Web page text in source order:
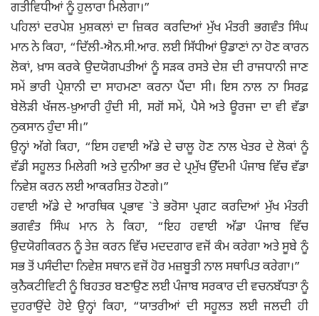
ਗਤੀਵਿਧੀਆਂ ਨੂੰ ਹੁਲਾਰਾ ਮਿਲੇਗਾ।”
ਪਹਿਲਾਂ ਦਰਪੇਸ਼ ਮੁਸ਼ਕਲਾਂ ਦਾ ਜ਼ਿਕਰ ਕਰਦਿਆਂ ਮੁੱਖ ਮੰਤਰੀ ਭਗਵੰਤ ਸਿੰਘ
ਮਾਨ ਨੇ ਕਿਹਾ, “ਦਿੱਲੀ-ਐਨ.ਸੀ.ਆਰ. ਲਈ ਸਿੱਧੀਆਂ ਉਡਾਣਾਂ ਨਾ ਹੋਣ ਕਾਰਨ
ਲੋਕਾਂ, ਖ਼ਾਸ ਕਰਕੇ ਉਦਯੋਗਪਤੀਆਂ ਨੂੰ ਸੜਕ ਰਸਤੇ ਦੇਸ਼ ਦੀ ਰਾਜਧਾਨੀ ਜਾਣ
ਸਮੇਂ ਭਾਰੀ ਪ੍ਰੇਸ਼ਾਨੀ ਦਾ ਸਾਹਮਣਾ ਕਰਨਾ ਪੈਂਦਾ ਸੀ। ਇਸ ਨਾਲ ਨਾ ਸਿਰਫ਼
ਬੇਲੋੜੀ ਖੱਜਲ-ਖ਼ੁਆਰੀ ਹੁੰਦੀ ਸੀ, ਸਗੋਂ ਸਮੇਂ, ਪੈਸੇ ਅਤੇ ਊਰਜਾ ਦਾ ਵੀ ਵੱਡਾ
ਨੁਕਸਾਨ ਹੁੰਦਾ ਸੀ।”
ਉਨ੍ਹਾਂ ਅੱਗੇ ਕਿਹਾ, “ਇਸ ਹਵਾਈ ਅੱਡੇ ਦੇ ਚਾਲੂ ਹੋਣ ਨਾਲ ਖੇਤਰ ਦੇ ਲੋਕਾਂ ਨੂੰ
ਵੱਡੀ ਸਹੂਲਤ ਮਿਲੇਗੀ ਅਤੇ ਦੁਨੀਆ ਭਰ ਦੇ ਪ੍ਰਮੁੱਖ ਉੱਦਮੀ ਪੰਜਾਬ ਵਿੱਚ ਵੱਡਾ
ਨਿਵੇਸ਼ ਕਰਨ ਲਈ ਆਕਰਸ਼ਿਤ ਹੋਣਗੇ।”
ਹਵਾਈ ਅੱਡੇ ਦੇ ਆਰਥਿਕ ਪ੍ਰਭਾਵ `ਤੇ ਭਰੋਸਾ ਪ੍ਰਗਟ ਕਰਦਿਆਂ ਮੁੱਖ ਮੰਤਰੀ
ਭਗਵੰਤ ਸਿੰਘ ਮਾਨ ਨੇ ਕਿਹਾ, “ਇਹ ਹਵਾਈ ਅੱਡਾ ਪੰਜਾਬ ਵਿੱਚ
ਉਦਯੋਗੀਕਰਨ ਨੂੰ ਤੇਜ਼ ਕਰਨ ਵਿੱਚ ਮਦਦਗਾਰ ਵਜੋਂ ਕੰਮ ਕਰੇਗਾ ਅਤੇ ਸੂਬੇ ਨੂੰ
ਸਭ ਤੋਂ ਪਸੰਦੀਦਾ ਨਿਵੇਸ਼ ਸਥਾਨ ਵਜੋਂ ਹੋਰ ਮਜ਼ਬੂਤੀ ਨਾਲ ਸਥਾਪਿਤ ਕਰੇਗਾ।”
ਕੁਨੈਕਟੀਵਿਟੀ ਨੂੰ ਬਿਹਤਰ ਬਣਾਉਣ ਲਈ ਪੰਜਾਬ ਸਰਕਾਰ ਦੀ ਵਚਨਬੱਧਤਾ ਨੂੰ
ਦੁਹਰਾਉਂਦੇ ਹੋਏ ਉਨ੍ਹਾਂ ਕਿਹਾ, “ਯਾਤਰੀਆਂ ਦੀ ਸਹੂਲਤ ਲਈ ਜਲਦੀ ਹੀ